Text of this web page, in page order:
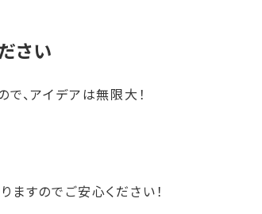
さい
、アイデアは無限大！
すのでご安心ください！